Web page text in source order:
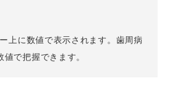
上に数値で表示されます。歯周病
で把握できます。